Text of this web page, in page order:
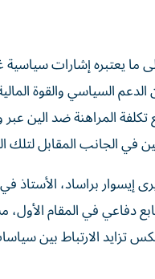
ما يعتبره إشارات
الدعم السياسي والقوة
المراهنة ضد الين
في الجانب المقابل
إيسوار براساد، الأستاذ
دفاعي في المقام
تزايد الارتباط بين